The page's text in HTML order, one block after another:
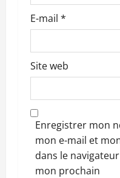
E-mail *
Site web
Enregistrer mon
mon e-mail et
dans le
mon prochain